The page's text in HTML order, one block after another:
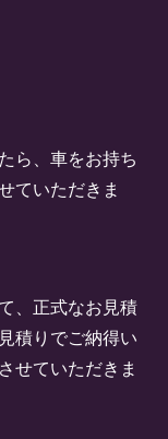
ら、車をお持ち
ていただきま
、正式なお見積
積りでご納得い
せていただきま